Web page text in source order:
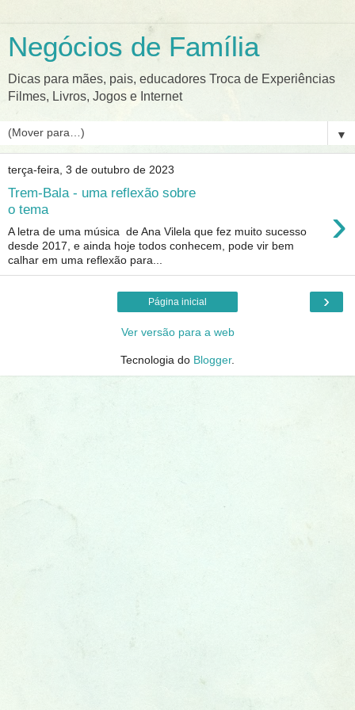
Negócios de Família
Dicas para mães, pais, educadores Troca de Experiências
Filmes, Livros, Jogos e Internet
▼
terça-feira, 3 de outubro de 2023
Trem-Bala - uma reflexão sobre
o tema
›
A letra de uma música de Ana Vilela que fez muito sucesso
desde 2017, e ainda hoje todos conhecem, pode vir bem
calhar em uma reflexão para...
›
Página inicial
Ver versão para a web
Tecnologia do Blogger.